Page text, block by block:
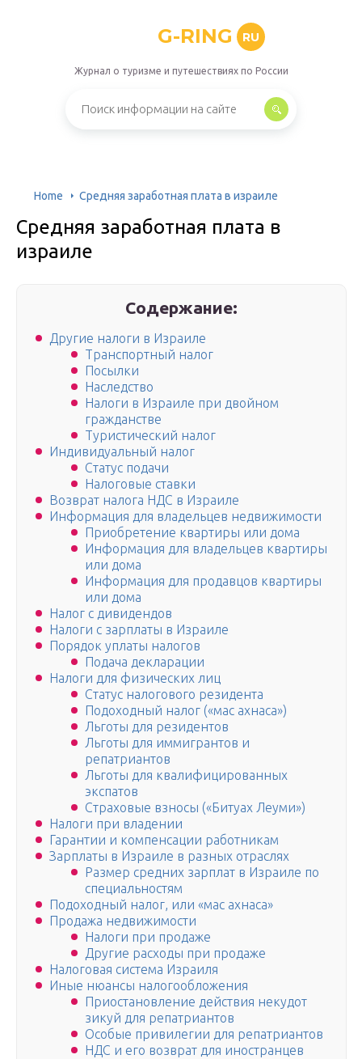
G-RING RU
Журнал о туризме и путешествиях по России
Home Средняя заработная плата в израиле
Средняя заработная плата в
израиле
Содержание:
Другие налоги в Израиле
Транспортный налог
Посылки
Наследство
Налоги в Израиле при двойном
гражданстве
Туристический налог
Индивидуальный налог
Статус подачи
Налоговые ставки
Возврат налога НДС в Израиле
Информация для владельцев недвижимости
Приобретение квартиры или дома
Информация для владельцев квартиры
или дома
Информация для продавцов квартиры
или дома
Налог с дивидендов
Налоги с зарплаты в Израиле
Порядок уплаты налогов
Подача декларации
Налоги для физических лиц
Статус налогового резидента
Подоходный налог («мас ахнаса»)
Льготы для резидентов
Льготы для иммигрантов и
репатриантов
Льготы для квалифицированных
экспатов
Страховые взносы («Битуах Леуми»)
Налоги при владении
Гарантии и компенсации работникам
Зарплаты в Израиле в разных отраслях
Размер средних зарплат в Израиле по
специальностям
Подоходный налог, или «мас ахнаса»
Продажа недвижимости
Налоги при продаже
Другие расходы при продаже
Налоговая система Израиля
Иные нюансы налогообложения
Приостановление действия некудот
зикуй для репатриантов
Особые привилегии для репатриантов
НДС и его возврат для иностранцев